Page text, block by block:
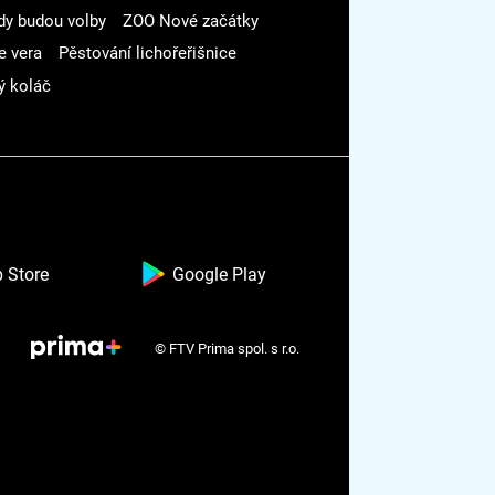
budou volby
ZOO Nové začátky
vera
Pěstování lichořeřišnice
koláč
Store Google Play
© FTV Prima spol. s r.o.